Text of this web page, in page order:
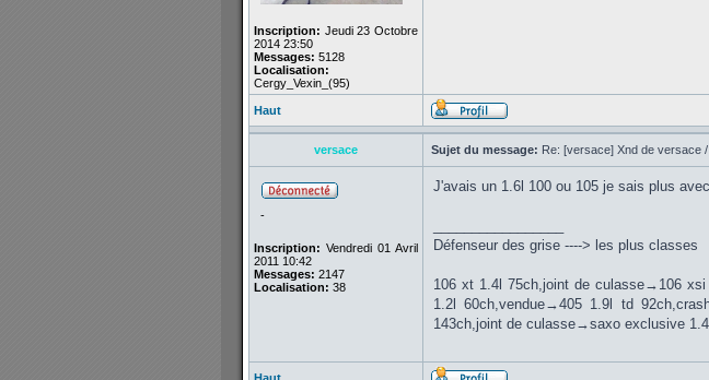
Inscription: Jeudi 23 Octobre
2014 23:50
Messages: 5128
Localisation:
Cergy_Vexin_(95)
Haut
versace Sujet du message: Re: [versace] Xnd de versace
-
Inscription: Vendredi 01 Avril
2011 10:42
Messages: 2147
Localisation: 38
J'avais un 1.6l 100 ou 105 je sais plus
Défenseur des grise ----> les plus classes
106 xt 1.4l 75ch,joint de culasse→106
1.2l 60ch,vendue→405 1.9l td
143ch,joint de culasse→saxo exclusive